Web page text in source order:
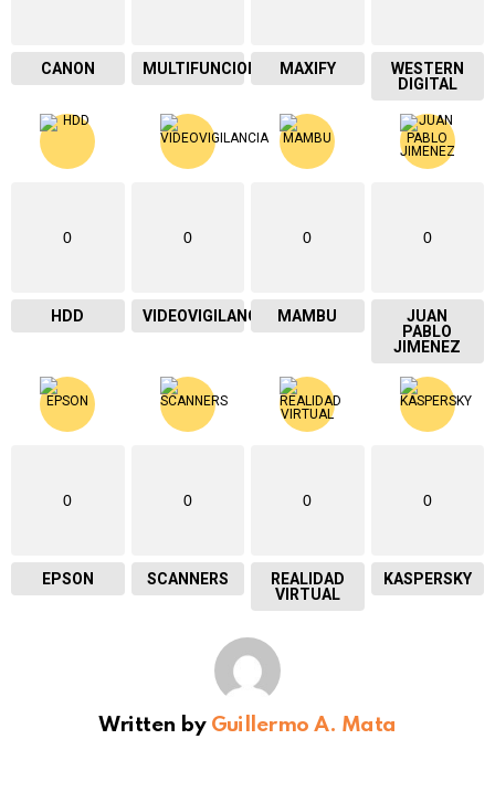
CANON MULTIFUNCIONAL MAXIFY
WESTERN
DIGITAL
0
HDD
0
VIDEOVIGILANCIA
0
MAMBU
0
JUAN
PABLO
JIMENEZ
0
EPSON
0
SCANNERS
0
REALIDAD
VIRTUAL
0
KASPERSKY
Written by Guillermo A. Mata